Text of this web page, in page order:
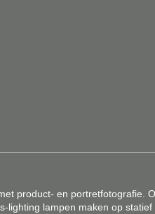
product- en portretfotografie.
lighting lampen maken op